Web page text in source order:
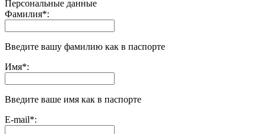
Персональные данные
Фамилия*:
Введите вашу фамилию как в паспорте
Имя*:
Введите ваше имя как в паспорте
E-mail*: